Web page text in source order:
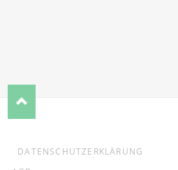
DATENSCHUTZERKLÄRUNG